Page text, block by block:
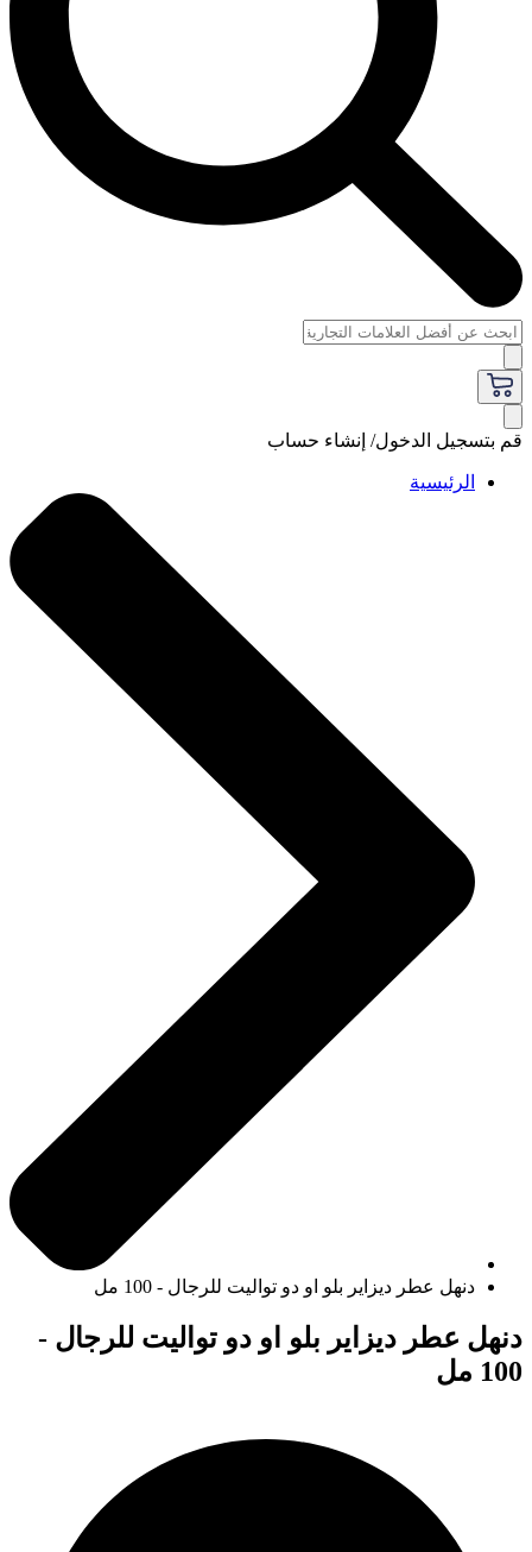
قم بتسجيل الدخول/ إنشاء حساب
الرئيسية
دنهل عطر ديزاير بلو او دو تواليت للرجال - 100 مل
دنهل عطر ديزاير بلو او دو تواليت للرجال -
100 مل